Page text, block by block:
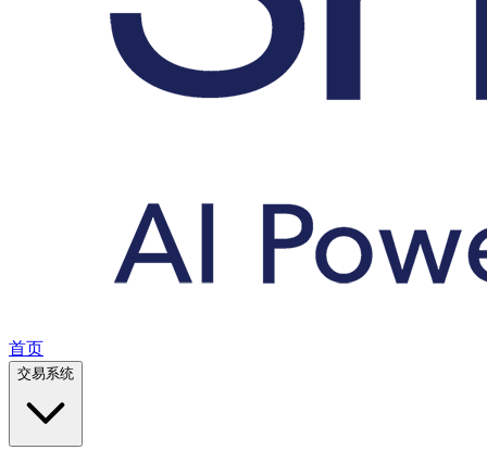
首页
交易系统